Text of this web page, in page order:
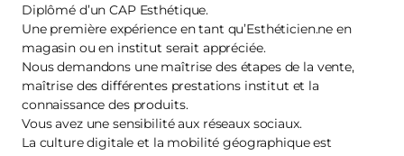
Diplômé d’un CAP Esthétique.
Une première expérience en tant qu’Esthéticien.ne en
magasin ou en institut serait appréciée.
Nous demandons une maîtrise des étapes de la vente,
maîtrise des différentes prestations institut et la
connaissance des produits.
Vous avez une sensibilité aux réseaux sociaux.
La culture digitale et la mobilité géographique est